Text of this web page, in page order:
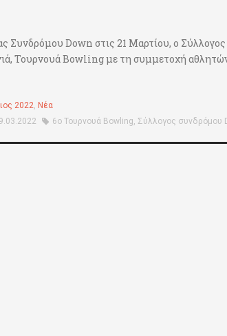
Συνδρόμου Down στις 21 Μαρτίου, ο
Τουρνουά Bowling με τη συμμετοχή
2022, Νέα
6ο Τουρνουά Bowling, Σύλλογος συνδρόμου